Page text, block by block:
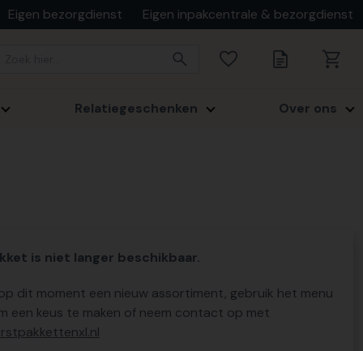
Eigen bezorgdienst Eigen inpakcentrale & bezorgdienst
Relatiegeschenken Over ons
is niet langer beschikbaar.
dit moment een nieuw assortiment, gebruik het menu
een keus te maken of neem contact op met